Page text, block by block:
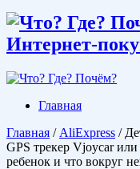
Интернет-
Главная
Главная / AliExpress /
GPS трекер Vjoycar или
ребенок и что вокруг